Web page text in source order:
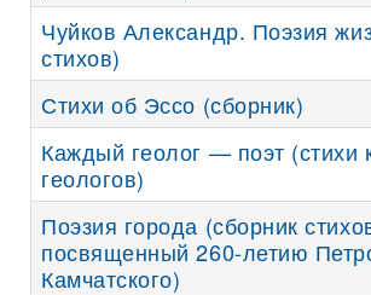
Чуйков Александр. Поэзия
стихов)
Стихи об Эссо (сборник)
Каждый геолог — поэт (стихи
геологов)
Поэзия города (сборник
посвященный 260-летию
Камчатского)